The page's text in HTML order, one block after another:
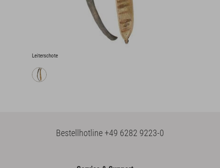
Leiterschote
Bestellhotline+49 6282 9223-0